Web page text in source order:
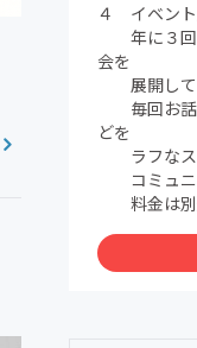
４ イベン
年に３回
会を
展開して
毎回お話
どを
ラフなス
コミュニ
料金は別